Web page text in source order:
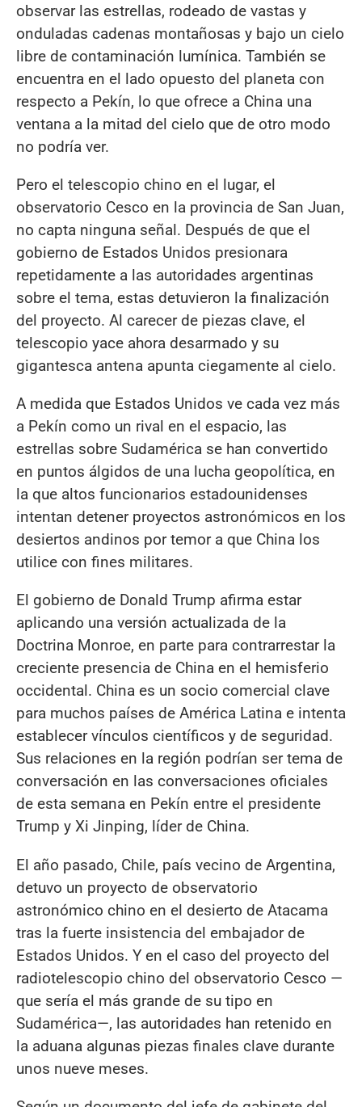
observar las estrellas, rodeado de vastas y
onduladas cadenas montañosas y bajo un cielo
libre de contaminación lumínica. También se
encuentra en el lado opuesto del planeta con
respecto a Pekín, lo que ofrece a China una
ventana a la mitad del cielo que de otro modo
no podría ver.
Pero el telescopio chino en el lugar, el
observatorio Cesco en la provincia de San Juan,
no capta ninguna señal. Después de que el
gobierno de Estados Unidos presionara
repetidamente a las autoridades argentinas
sobre el tema, estas detuvieron la finalización
del proyecto. Al carecer de piezas clave, el
telescopio yace ahora desarmado y su
gigantesca antena apunta ciegamente al cielo.
A medida que Estados Unidos ve cada vez más
a Pekín como un rival en el espacio, las
estrellas sobre Sudamérica se han convertido
en puntos álgidos de una lucha geopolítica, en
la que altos funcionarios estadounidenses
intentan detener proyectos astronómicos en los
desiertos andinos por temor a que China los
utilice con fines militares.
El gobierno de Donald Trump afirma estar
aplicando una versión actualizada de la
Doctrina Monroe, en parte para contrarrestar la
creciente presencia de China en el hemisferio
occidental. China es un socio comercial clave
para muchos países de América Latina e intenta
establecer vínculos científicos y de seguridad.
Sus relaciones en la región podrían ser tema de
conversación en las conversaciones oficiales
de esta semana en Pekín entre el presidente
Trump y Xi Jinping, líder de China.
El año pasado, Chile, país vecino de Argentina,
detuvo un proyecto de observatorio
astronómico chino en el desierto de Atacama
tras la fuerte insistencia del embajador de
Estados Unidos. Y en el caso del proyecto del
radiotelescopio chino del observatorio Cesco —
que sería el más grande de su tipo en
Sudamérica—, las autoridades han retenido en
la aduana algunas piezas finales clave durante
unos nueve meses.